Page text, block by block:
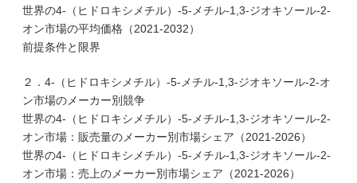
世界の4-（ヒドロキシメチル）-5-メチル-1,3-ジオキソール-2-
オン市場の平均価格（2021-2032）
前提条件と限界
２．4-（ヒドロキシメチル）-5-メチル-1,3-ジオキソール-2-オ
ン市場のメーカー別競争
世界の4-（ヒドロキシメチル）-5-メチル-1,3-ジオキソール-2-
オン市場：販売量のメーカー別市場シェア（2021-2026）
世界の4-（ヒドロキシメチル）-5-メチル-1,3-ジオキソール-2-
オン市場：売上のメーカー別市場シェア（2021-2026）